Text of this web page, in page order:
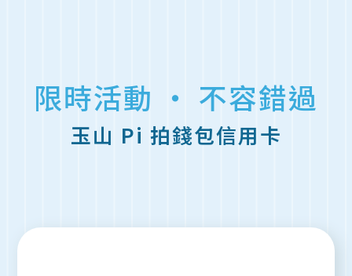
限時活動 ‧ 不容錯過
玉山 Pi 拍錢包信用卡